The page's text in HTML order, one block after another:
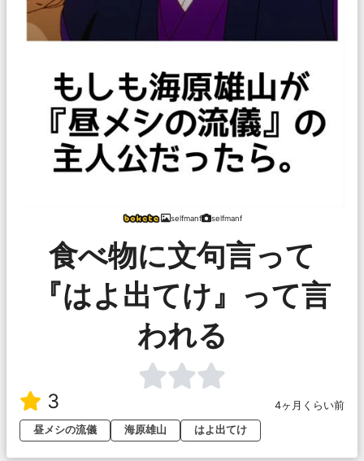
selfmanf selfmanf
食べ物に文句言って
『はよ出てけ』って言
われる
3
4ヶ月くらい前
昼メシの流儀
海原雄山 はよ出てけ